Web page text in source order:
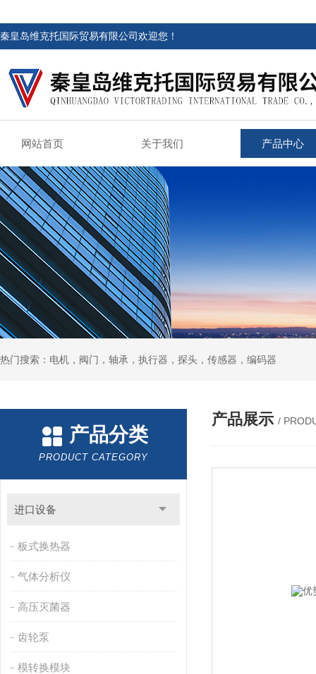
秦皇岛维克托国际贸易有限公司欢迎您！
网站首页 关于我们 产品中心
热门搜索：电机，阀门，轴承，执行器，探头，传感器，编码器
产品分类
PRODUCT CATEGORY
进口设备
板式换热器
气体分析仪
高压灭菌器
齿轮泵
模转换模块
产品展示 /